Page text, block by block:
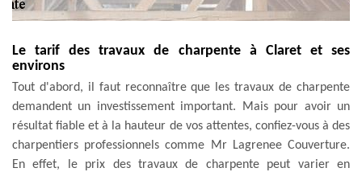
Le tarif des travaux de charpente à Claret et ses
environs
Tout d'abord, il faut reconnaître que les travaux de charpente
demandent un investissement important. Mais pour avoir un
résultat fiable et à la hauteur de vos attentes, confiez-vous à des
charpentiers professionnels comme Mr Lagrenee Couverture.
En effet, le prix des travaux de charpente peut varier en